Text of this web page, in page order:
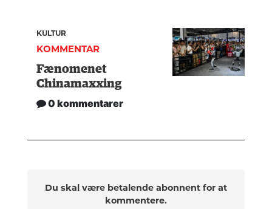
KULTUR
KOMMENTAR
Fænomenet
Chinamaxxing
0 kommentarer
Du skal være betalende abonnent for at
kommentere.